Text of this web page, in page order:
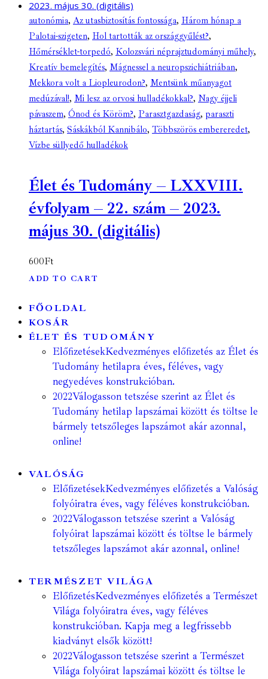
autonómia, Az utasbiztosítás fontossága, Három hónap a
Palotai-szigeten, Hol tartották az országgyűlést?,
Hőmérséklet-torpedó, Kolozsvári néprajztudományi műhely,
Kreatív bemelegítés, Mágnessel a neuropszichiátriában,
Mekkora volt a Liopleurodon?, Mentsünk műanyagot
medúzával!, Mi lesz az orvosi hulladékokkal?, Nagy éjjeli
pávaszem, Ónod és Köröm?, Parasztgazdaság, paraszti
háztartás, Sáskákból Kannibálo, Többszörös embereredet,
Vízbe süllyedő hulladékok
Élet és Tudomány – LXXVIII.
évfolyam – 22. szám – 2023.
május 30. (digitális)
600Ft
ADD TO CART
FŐOLDAL
KOSÁR
ÉLET ÉS TUDOMÁNY
ElőfizetésekKedvezményes előfizetés az Élet és
Tudomány hetilapra éves, féléves, vagy
negyedéves konstrukcióban.
2022Válogasson tetszése szerint az Élet és
Tudomány hetilap lapszámai között és töltse le
bármely tetszőleges lapszámot akár azonnal,
online!
VALÓSÁG
ElőfizetésekKedvezményes előfizetés a Valóság
folyóiratra éves, vagy féléves konstrukcióban.
2022Válogasson tetszése szerint a Valóság
folyóirat lapszámai között és töltse le bármely
tetszőleges lapszámot akár azonnal, online!
TERMÉSZET VILÁGA
ElőfizetésKedvezményes előfizetés a Természet
Világa folyóiratra éves, vagy féléves
konstrukcióban. Kapja meg a legfrissebb
kiadványt elsők között!
2022Válogasson tetszése szerint a Természet
Világa folyóirat lapszámai között és töltse le